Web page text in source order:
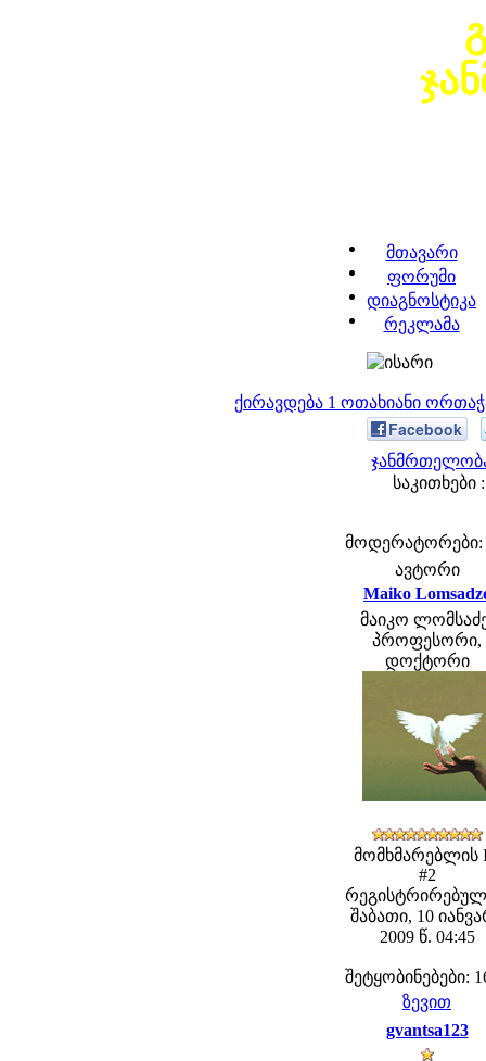
მთავარი
ფორუმი
დიაგნოსტიკა
რეკლამა
ქირავდება 1 ოთახიანი
Facebook
საკითხები
მოდერატორები:
ავტორი
Maiko
მაიკო
პროფესორი,
დოქტორი
მომხმარებლის
#2
შაბათი, 10
2009 წ. 04:45
შეტყობინებები:
ზევით
gvantsa123